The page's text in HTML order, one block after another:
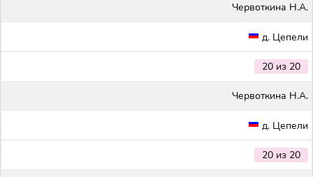
Червоткина Н.А.
д. Цепели
20 из 20
Червоткина Н.А.
д. Цепели
20 из 20